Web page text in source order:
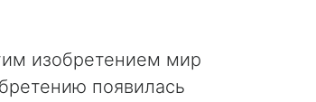
изобретением мир
появилась